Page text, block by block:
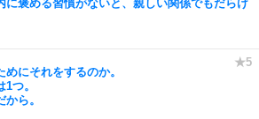
に褒める習慣がないと、親しい関係でもだらけ
めにそれをするのか。
1つ。
から。